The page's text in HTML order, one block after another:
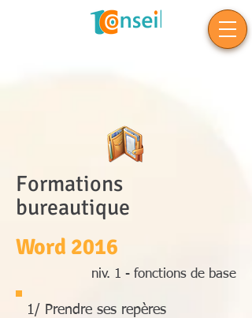
Formations
bureautique
Word 2016
niv. 1 - fonctions de base
1/ Prendre ses repères